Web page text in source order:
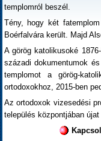
templomról beszél.
Tény, hogy két
Boérfalvára került. Majd
A görög katolikusoké
századi dokumentumok
templomot a görög-
ortodoxokhoz, 2015-ben
Az ortodoxok vizesedési
település központjában